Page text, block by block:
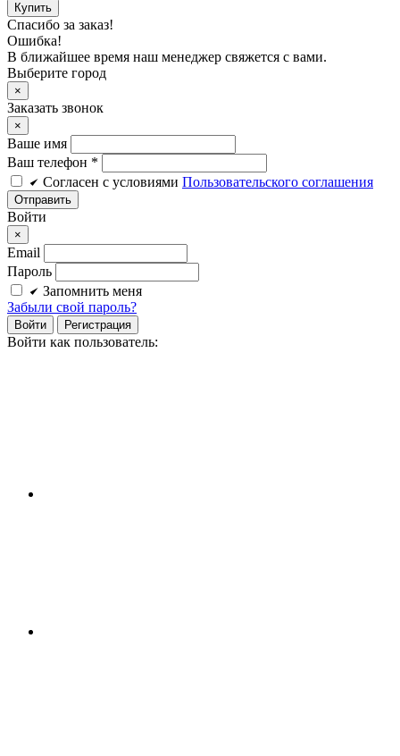
Купить
Спасибо за заказ!
Ошибка!
В ближайшее время наш менеджер свяжется с вами.
Выберите город
×
Заказать звонок
×
Ваше имя
Ваш телефон *
Cогласен c условиями Пользовательского соглашения
Войти
×
Email
Пароль
Запомнить меня
Забыли свой пароль?
Войти Регистрация
Войти как пользователь: